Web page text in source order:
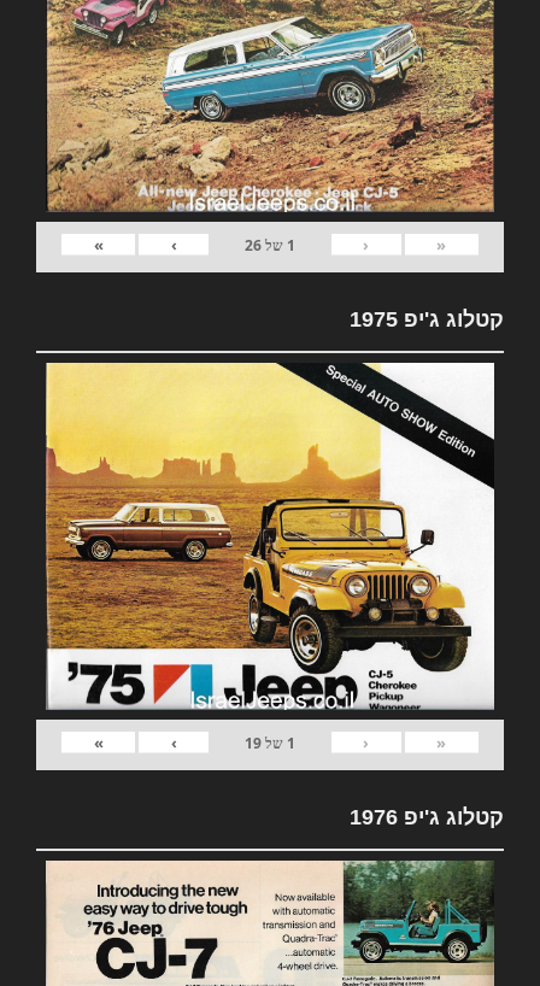
«
‹
1 של26
›
»
קטלוג ג'יפ 1975
«
‹
1 של19
›
»
קטלוג ג'יפ 1976